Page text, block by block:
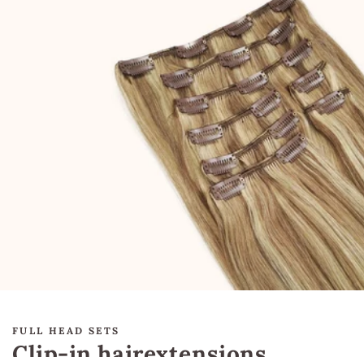
FULL HEAD SETS